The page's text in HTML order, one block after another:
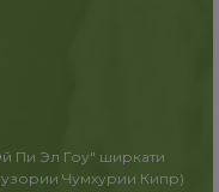
Пи Эл Гоу" ширкати
Чумхурии Кипр)